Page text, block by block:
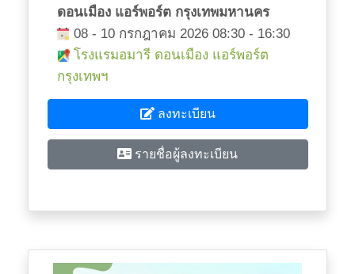
ดอนเมือง แอร์พอร์ต กรุงเทพมหานคร
08 - 10 กรกฎาคม 2026 08:30 - 16:30
โรงแรมอมารี ดอนเมือง แอร์พอร์ต
กรุงเทพฯ
ลงทะเบียน
รายชื่อผู้ลงทะเบียน